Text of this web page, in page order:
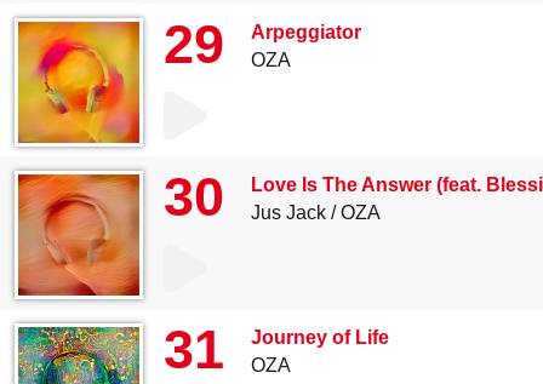
29
Arpeggiator
OZA
30
Love Is The Answer (feat.
Jus Jack
OZA
31
Journey of Life
OZA